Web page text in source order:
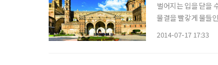
벌어지는 입을 닫을
물결을 빨갛게 물들
2014-07-17 17:33